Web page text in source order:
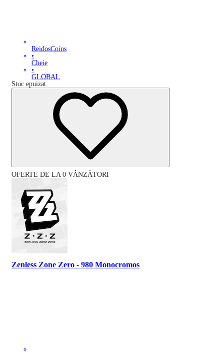
ReidosCoins
•
Cheie
•
GLOBAL
Stoc epuizat
OFERTE DE LA 0 VÂNZĂTORI
Zenless Zone Zero - 980 Monocromos